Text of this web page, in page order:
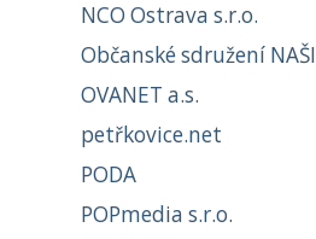
NCO Ostrava s.r.o.
Občanské sdružení NAŠI
OVANET a.s.
petřkovice.net
PODA
POPmedia s.r.o.